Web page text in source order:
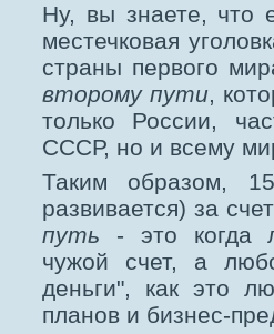
Ну, вы знаете, что
местечковая
страны первого
второму пути,
только России,
СССР, но и всему
Таким образом,
развивается) за
путь - это когда
чужой счет, а
деньги", как это
планов и бизнес-